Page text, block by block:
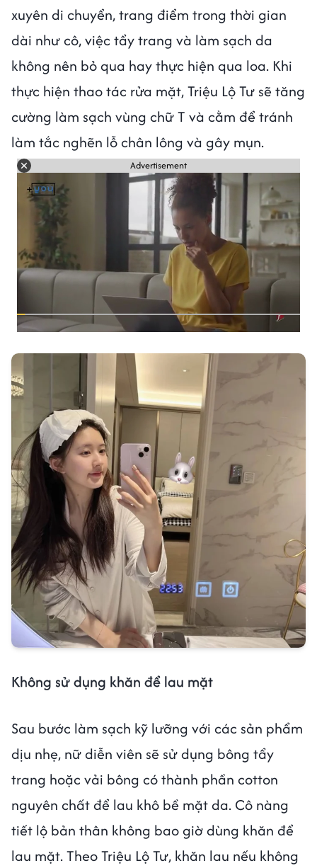
xuyên di chuyển, trang điểm trong thời gian
dài như cô, việc tẩy trang và làm sạch da
không nên bỏ qua hay thực hiện qua loa. Khi
thực hiện thao tác rửa mặt, Triệu Lộ Tư sẽ tăng
cường làm sạch vùng chữ T và cằm để tránh
làm tắc nghẽn lỗ chân lông và gây mụn.
Advertisement
Không sử dụng khăn để lau mặt
Sau bước làm sạch kỹ lưỡng với các sản phẩm
dịu nhẹ, nữ diễn viên sẽ sử dụng bông tẩy
trang hoặc vải bông có thành phần cotton
nguyên chất để lau khô bề mặt da. Cô nàng
tiết lộ bản thân không bao giờ dùng khăn để
lau mặt. Theo Triệu Lộ Tư, khăn lau nếu không